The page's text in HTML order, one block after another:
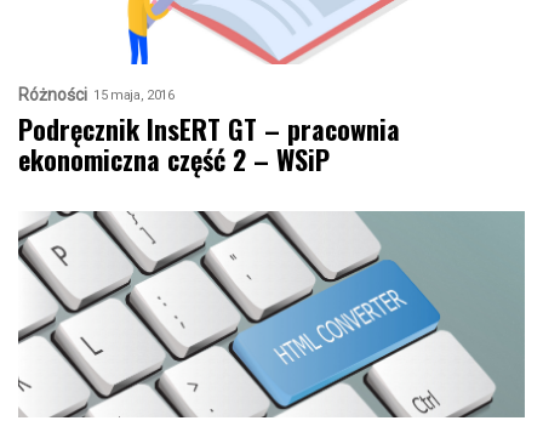
Różności 15 maja, 2016
Podręcznik InsERT GT – pracownia
ekonomiczna część 2 – WSiP